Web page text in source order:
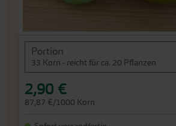
Portion
33 Korn - reicht für ca. 20 Pflanzen
2,90 €
87,87 €/1000 Korn
An
Beginn
der
Bildergalerie
springen